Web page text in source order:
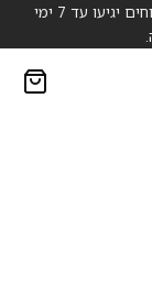
משלוחים והחלפה ראשונה חינם - עקב המצב משלוחים יגיעו עד 7 ימי